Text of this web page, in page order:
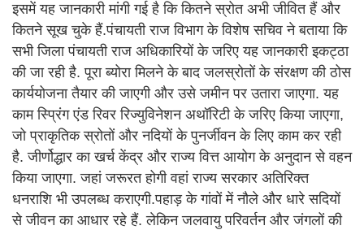
इसमें यह जानकारी मांगी गई है कि कितने स्रोत अभी जीवित हैं और
कितने सूख चुके हैं.पंचायती राज विभाग के विशेष सचिव ने बताया कि
सभी जिला पंचायती राज अधिकारियों के जरिए यह जानकारी इकट्ठा
की जा रही है. पूरा ब्योरा मिलने के बाद जलस्रोतों के संरक्षण की ठोस
कार्ययोजना तैयार की जाएगी और उसे जमीन पर उतारा जाएगा. यह
काम स्प्रिंग एंड रिवर रिज्युविनेशन अथॉरिटी के जरिए किया जाएगा,
जो प्राकृतिक स्रोतों और नदियों के पुनर्जीवन के लिए काम कर रही
है. जीर्णोद्धार का खर्च केंद्र और राज्य वित्त आयोग के अनुदान से वहन
किया जाएगा. जहां जरूरत होगी वहां राज्य सरकार अतिरिक्त
धनराशि भी उपलब्ध कराएगी.पहाड़ के गांवों में नौले और धारे सदियों
से जीवन का आधार रहे हैं. लेकिन जलवायु परिवर्तन और जंगलों की